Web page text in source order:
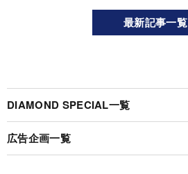
最新記事一覧
DIAMOND SPECIAL一覧
広告企画一覧